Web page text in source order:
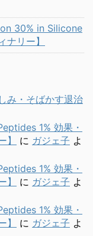
30% in Silicone
リー】
み・そばかす退治
1% 効果・
に ガジェ子 よ
1% 効果・
に ガジェ子 よ
1% 効果・
に ガジェ子 よ